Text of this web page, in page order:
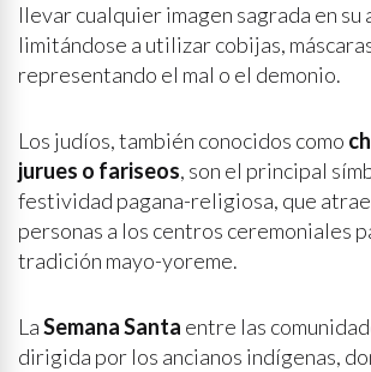
llevar cualquier imagen sagrada en su
limitándose a utilizar cobijas,
representando el mal o el demonio.
Los judíos, también conocidos como
jurues o fariseos, son el principal
festividad pagana-religiosa, que atrae
personas a los centros ceremoniales
tradición mayo-yoreme.
LaSemana Santa entre las
dirigida por los ancianos indígenas,